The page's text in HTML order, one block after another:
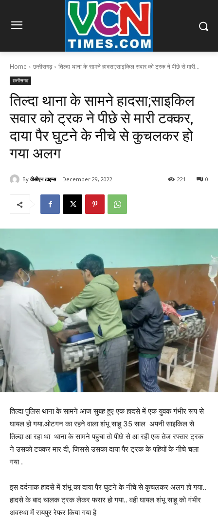
Home छत्तीसगढ़ तिल्दा थाना के सामने हादसा;साइकिल सवार को ट्रक ने पीछे से मारी...
छत्तीसगढ़
तिल्दा थाना के सामने हादसा;साइकिल
सवार को ट्रक ने पीछे से मारी टक्कर,
दाया पैर घुटने के नीचे से कुचलकर हो
गया अलग
By वीसीएन टाइम्स December 29, 2022 0
221
तिल्दा पुलिस थाना के सामने आज सुबह हुए एक हादसे में एक युवक गंभीर रूप से
घायल हो गया.ओटगन का रहने वाला शंभू साहू 35 साल अपनी साइकिल से
तिल्दा आ रहा था थाना के सामने पहुचा तो पीछे से आ रही एक तेज रफ्तार ट्रक
ने उसको टक्कर मार दी, जिससे उसका दाया पैर ट्रक के पहियों के नीचे चला
गया .
इस दर्दनाक हादसे में शंभू का दाया पैर घुटने के नीचे से कुचलकर अलग हो गया..
हादसे के बाद चालक ट्रक लेकर फरार हो गया.. वही घायल शंभू साहू को गंभीर
अवस्था में रायपुर रेफर किया गया है